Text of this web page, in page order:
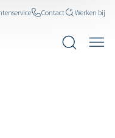
Contact Werken bij